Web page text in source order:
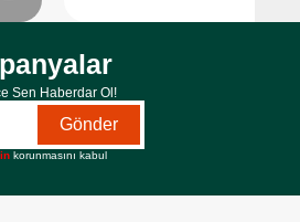
Sen Haberdar Ol!
Gönder
korunmasını kabul